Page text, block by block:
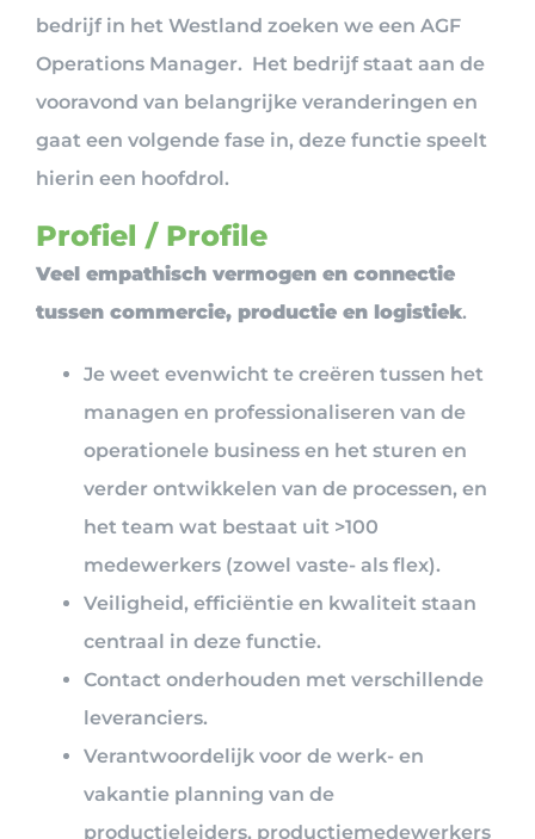
bedrijf in het Westland zoeken we een AGF
Operations Manager. Het bedrijf staat aan de
vooravond van belangrijke veranderingen en
gaat een volgende fase in, deze functie speelt
hierin een hoofdrol.
Profiel / Profile
Veel empathisch vermogen en connectie
tussen commercie, productie en logistiek.
Je weet evenwicht te creëren tussen het
managen en professionaliseren van de
operationele business en het sturen en
verder ontwikkelen van de processen, en
het team wat bestaat uit >100
medewerkers (zowel vaste- als flex).
Veiligheid, efficiëntie en kwaliteit staan
centraal in deze functie.
Contact onderhouden met verschillende
leveranciers.
Verantwoordelijk voor de werk- en
vakantie planning van de
productieleiders, productiemedewerkers